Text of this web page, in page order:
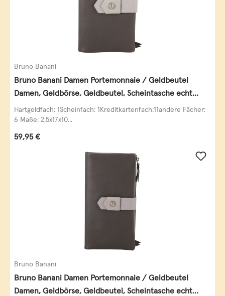
Bruno Banani
Bruno Banani Damen Portemonnaie / Geldbeutel
Damen, Geldbörse, Geldbeutel, Scheintasche echt
Leder
Hartgeldfach: 1Scheinfach: 1Kreditkartenfach:11andere Fächer:
6 Maße: 2,5x17x10...
Regulärer Preis:
59,95 €
Bruno Banani
Bruno Banani Damen Portemonnaie / Geldbeutel
Damen, Geldbörse, Geldbeutel, Scheintasche echt